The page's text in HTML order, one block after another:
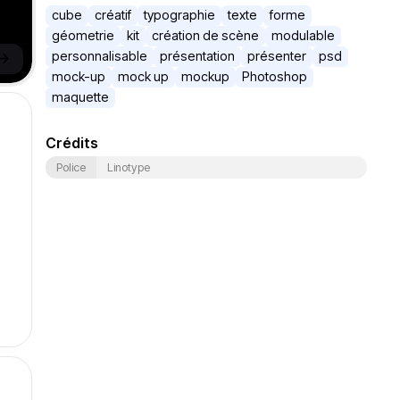
cube créatif typographie texte
forme
géometrie
kit création de scène
modulable
personnalisable
présentation présenter
psd
mock-up
mock up mockup
Photoshop
maquette
Crédits
Police Linotype